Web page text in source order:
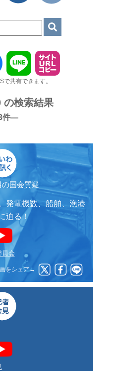
で共有できます。
の検索結果
件―
国会質疑
発電機数、船舶、漁港
迫る！
員会
をシェア→